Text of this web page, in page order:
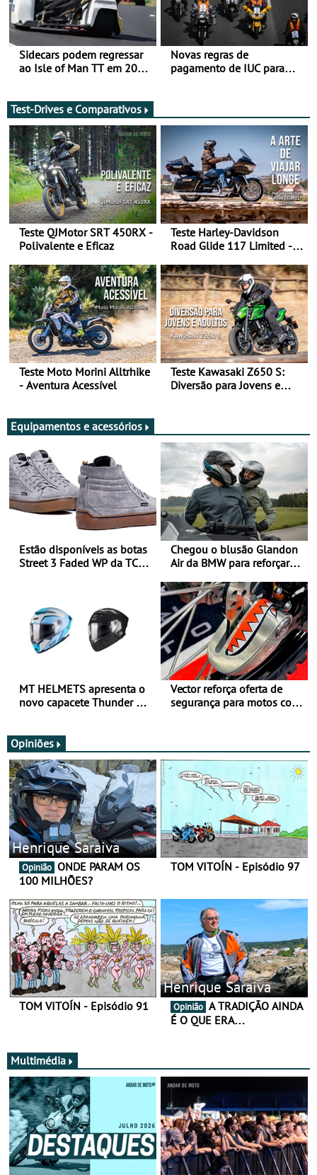
Sidecars podem regressar
ao Isle of Man TT em 2027
Novas regras de
pagamento de IUC para
Test-Drives e Comparativos
Teste QJMotor SRT 450RX -
Polivalente e Eficaz
Teste Harley-Davidson
Road Glide 117 Limited - A
Teste Moto Morini Alltrhike
- Aventura Acessível
Teste Kawasaki Z650 S:
Diversão para Jovens e
Equipamentos e acessórios
Estão disponíveis as botas
Street 3 Faded WP da TCX
Chegou o blusão Glandon
Air da BMW para reforçar
verão
MT HELMETS apresenta o
novo capacete Thunder 4 R
Vector reforça oferta de
segurança para motos com
Opiniões
Henrique Saraiva
Opinião
100 MILHÕES?
TOM VITOÍN - Episódio 97
TOM VITOÍN - Episódio 91
Henrique Saraiva
Opinião
É O QUE ERA…
Multimédia